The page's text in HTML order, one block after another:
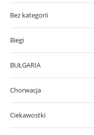
Bez kategorii
Biegi
BUŁGARIA
Chorwacja
Ciekawostki